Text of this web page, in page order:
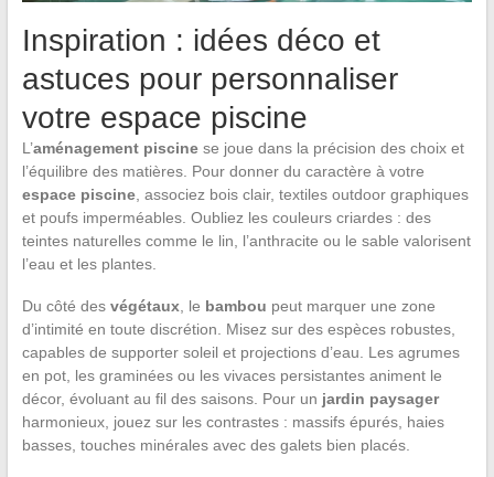
Inspiration : idées déco et
astuces pour personnaliser
votre espace piscine
L’aménagement piscinese joue dans la précision des choix et
l’équilibre des matières. Pour donner du caractère à votre
espace piscine, associez bois clair, textiles outdoor graphiques
et poufs imperméables. Oubliez les couleurs criardes : des
teintes naturelles comme le lin, l’anthracite ou le sable valorisent
l’eau et les plantes.
Du côté des végétaux, le bambou peut marquer une zone
d’intimité en toute discrétion. Misez sur des espèces robustes,
capables de supporter soleil et projections d’eau. Les agrumes
en pot, les graminées ou les vivaces persistantes animent le
décor, évoluant au fil des saisons. Pour un jardin paysager
harmonieux, jouez sur les contrastes : massifs épurés, haies
basses, touches minérales avec des galets bien placés.